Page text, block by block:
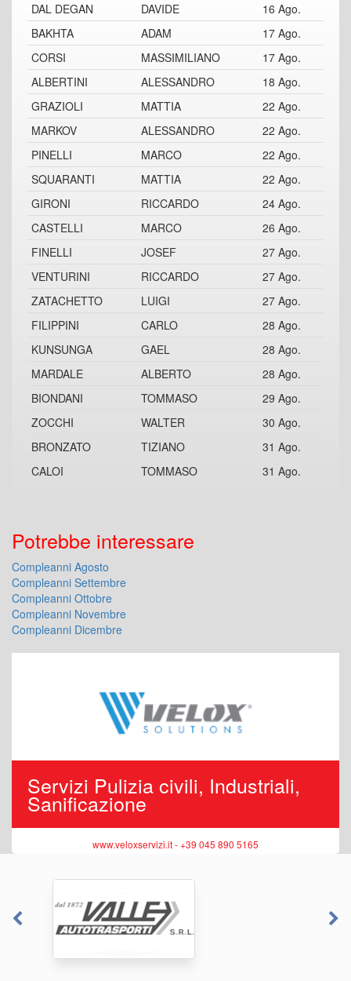
DAL DEGAN
DAVIDE
16 Ago.
BAKHTA
ADAM
17 Ago.
CORSI
MASSIMILIANO
17 Ago.
ALBERTINI
ALESSANDRO
18 Ago.
GRAZIOLI
MATTIA
22 Ago.
MARKOV
ALESSANDRO
22 Ago.
PINELLI
MARCO
22 Ago.
SQUARANTI
MATTIA
22 Ago.
GIRONI
RICCARDO
24 Ago.
CASTELLI
MARCO
26 Ago.
FINELLI
JOSEF
27 Ago.
VENTURINI
RICCARDO
27 Ago.
ZATACHETTO
LUIGI
27 Ago.
FILIPPINI
CARLO
28 Ago.
KUNSUNGA
GAEL
28 Ago.
MARDALE
ALBERTO
28 Ago.
BIONDANI
TOMMASO
29 Ago.
ZOCCHI
WALTER
30 Ago.
BRONZATO
TIZIANO
31 Ago.
CALOI
TOMMASO 31 Ago.
Potrebbe interessare
Compleanni Agosto
Compleanni Settembre
Compleanni Ottobre
Compleanni Novembre
Compleanni Dicembre
Servizi Pulizia civili, Industriali,
Sanificazione
www.veloxservizi.it - +39 045 890 5165